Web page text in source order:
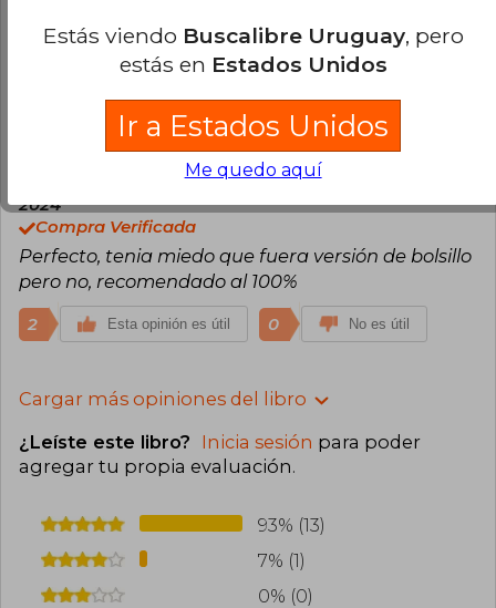
Me llego en perfecto estado, la caja un poco
doblada y rota pero no es nada, los libros están
hermosos y llego muy rápido.
Esta opinión es útil 0 No es útil
Domingo 14 de Julio,
2024
Compra Verificada
Perfecto, tenia miedo que fuera versión de bolsillo
pero no, recomendado al 100%
2 Esta opinión es útil 0 No es útil
Cargar más opiniones del libro
¿Leíste este libro? Inicia sesión para poder
agregar tu propia evaluación.
93% (13)
7% (1)
0% (0)
Estás viendo Buscalibre Uruguay, pero
estás en Estados Unidos
Ir a Estados Unidos
Me quedo aquí